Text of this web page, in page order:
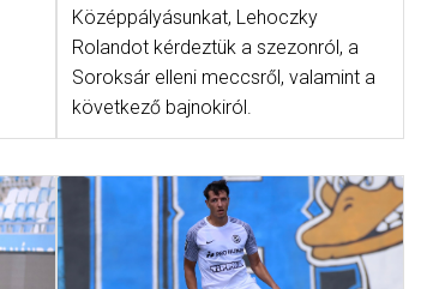
Középpályásunkat, Lehoczky
Rolandot kérdeztük a szezonról, a
Soroksár elleni meccsről, valamint a
következő bajnokiról.